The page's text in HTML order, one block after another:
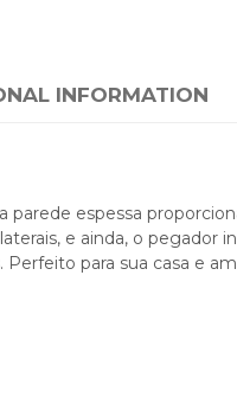
INFORMATION
espessa
e ainda, o pegador
para sua casa e